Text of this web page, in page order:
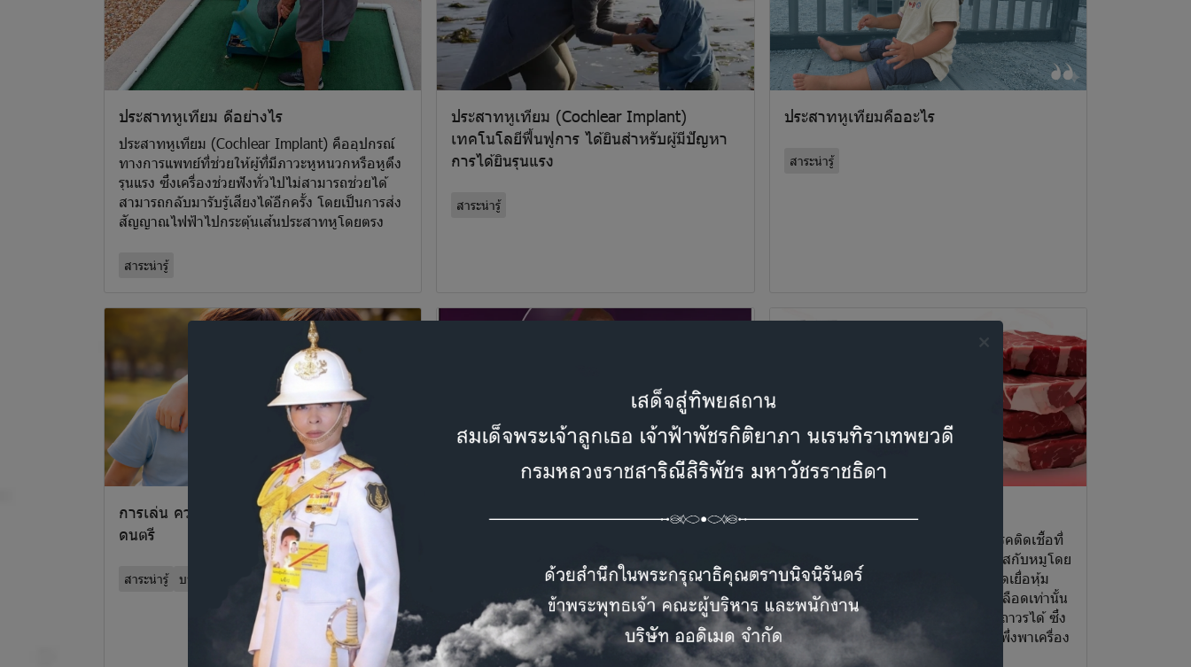
ประสาทหูเทียม ดีอย่างไร
ประสาทหูเทียม (Cochlear Implant) คืออุปกรณ์
ทางการแพทย์ที่ช่วยให้ผู้ที่มีภาวะหูหนวกหรือหูตึง
รุนแรง ซึ่งเครื่องช่วยฟังทั่วไปไม่สามารถช่วยได้
สามารถกลับมารับรู้เสียงได้อีกครั้ง โดยเป็นการส่ง
สัญญาณไฟฟ้าไปกระตุ้นเส้นประสาทหูโดยตรง
สาระน่ารู้
ประสาทหูเทียม (Cochlear Implant)
เทคโนโลยีฟื้นฟูการ ได้ยินสำหรับผู้มีปัญหา
การได้ยินรุนแรง
สาระน่ารู้
ประสาทหูเทียมคืออะไร
สาระน่ารู้
การเล่น ความผูกพัน และการเรียนรู้ด้วย
ดนตรี
สาระน่ารู้ บทความน่ารู้ด้านการได้ยิน
โรคติดเชื้อ Streptococcus suis เป็นโรคติดเชื้อที่
พบได้ในผู้ที่บริโภคเนื้อหมูดิบหรือสัมผัสกับหมูโดย
ไม่มีการป้องกัน โรคนี้ไม่เพียงทำให้เกิดเยื่อหุ้ม
สมองอักเสบหรือการติดเชื้อในกระแสเลือดเท่านั้น
แต่ยังอาจทำให้สูญเสียการได้ยินอย่างถาวรได้ ซึ่ง
เป็นสาเหตุสำคัญที่ทำให้หลายคนต้องพึ่งพาเครื่อง
ช่วยฟังในภายหลัง